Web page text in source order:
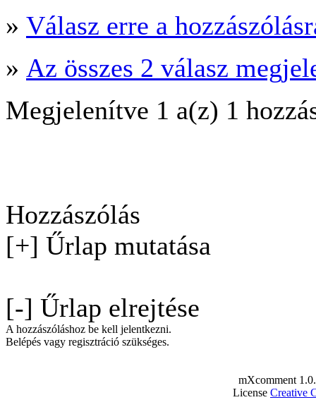
» Válasz erre a
» Az összes 2 válasz
Megjelenítve 1 a(z) 1
Hozzászólás
[+] Űrlap mutatása
[-] Űrlap elrejtése
A hozzászóláshoz be kell jelentkezni.
Belépés vagy regisztráció szükséges.
mXcomment
License Creative